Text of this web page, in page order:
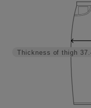
Thickness of thigh